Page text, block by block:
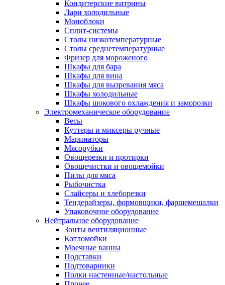
Кондитерские витрины
Лари холодильные
Моноблоки
Сплит-системы
Столы низкотемпературные
Столы среднетемпературные
Фризер для мороженого
Шкафы для бара
Шкафы для вина
Шкафы для вызревания мяса
Шкафы холодильные
Шкафы шокового охлаждения и заморозки
Электромеханическое оборудование
Весы
Куттеры и миксеры ручные
Маринаторы
Мясорубки
Овощерезки и протирки
Овощечистки и овощемойки
Пилы для мяса
Рыбочистка
Слайсеры и хлеборезки
Тендерайзеры, формовщики, фаршемешалки
Упаковочное оборудование
Нейтральное оборудование
Зонты вентиляционные
Котломойки
Моечные ванны
Подставки
Подтоварники
Полки настенные/настольные